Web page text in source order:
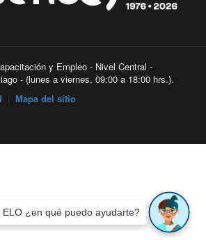
y Empleo - Nivel Central -
- (lunes a viernes, 09:00 a 18:00 hrs.).
Mapa del sitio
ELO ¿en qué puedo ayudarte?